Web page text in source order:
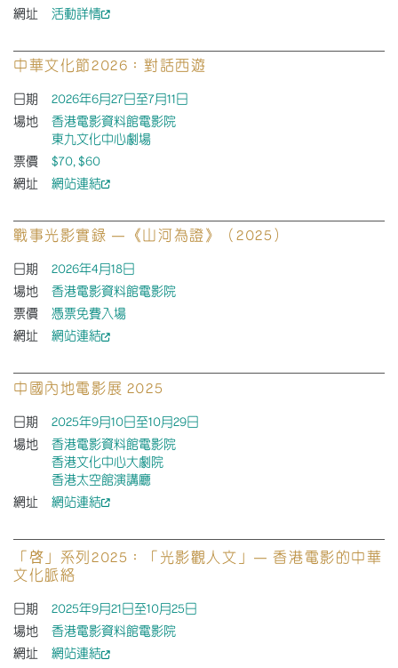
中華文化節2026：對話西遊
日期
2026年6月27日至7月11日
場地
香港電影資料館電影院
東九文化中心劇場
票價
$70, $60
網址
網站連結
中國內地電影展 2025
日期
2025年9月10日至10月29日
場地
香港電影資料館電影院
香港文化中心大劇院
香港太空館演講廳
網址
網站連結
「啓」系列2025：「光影觀人文」— 香港電影的中華
文化脈絡
日期
2025年9月21日至10月25日
場地
香港電影資料館電影院
網址
網站連結
戰事光影實錄 —《山河為證》（2025）
日期
2026年4月18日
場地
香港電影資料館電影院
票價
憑票免費入場
網址
網站連結
網址
活動詳情